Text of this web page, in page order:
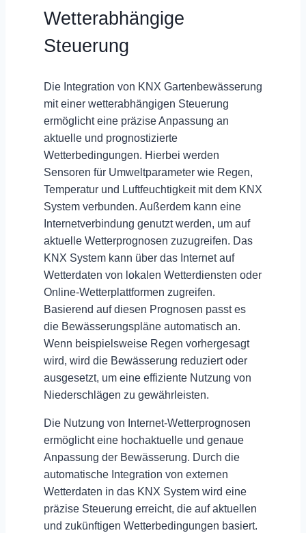
Wetterabhängige
Steuerung
Die Integration von KNX Gartenbewässerung
mit einer wetterabhängigen Steuerung
ermöglicht eine präzise Anpassung an
aktuelle und prognostizierte
Wetterbedingungen. Hierbei werden
Sensoren für Umweltparameter wie Regen,
Temperatur und Luftfeuchtigkeit mit dem KNX
System verbunden. Außerdem kann eine
Internetverbindung genutzt werden, um auf
aktuelle Wetterprognosen zuzugreifen. Das
KNX System kann über das Internet auf
Wetterdaten von lokalen Wetterdiensten oder
Online-Wetterplattformen zugreifen.
Basierend auf diesen Prognosen passt es
die Bewässerungspläne automatisch an.
Wenn beispielsweise Regen vorhergesagt
wird, wird die Bewässerung reduziert oder
ausgesetzt, um eine effiziente Nutzung von
Niederschlägen zu gewährleisten.
Die Nutzung von Internet-Wetterprognosen
ermöglicht eine hochaktuelle und genaue
Anpassung der Bewässerung. Durch die
automatische Integration von externen
Wetterdaten in das KNX System wird eine
präzise Steuerung erreicht, die auf aktuellen
und zukünftigen Wetterbedingungen basiert.